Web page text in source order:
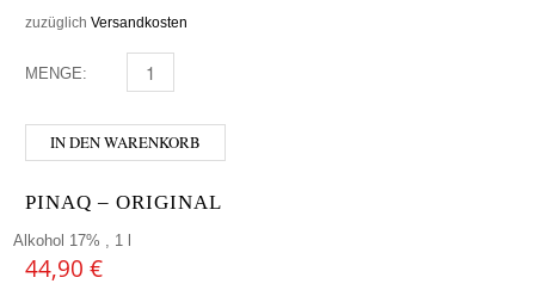
zuzüglich Versandkosten
MENGE: DAMBACHLER - MARILLE 0,1 MENGE
IN DEN WARENKORB
PINAQ – ORIGINAL
Alkohol 17% , 1 l
44,90 €